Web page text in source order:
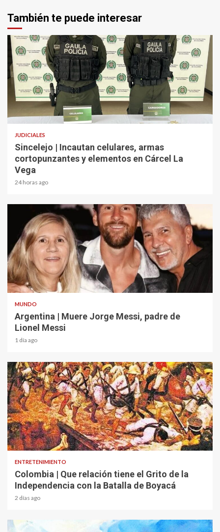
También te puede interesar
2 min read
JUDICIALES
Sincelejo | Incautan celulares, armas
cortopunzantes y elementos en Cárcel La
Vega
24 horas ago
2 min read
MUNDO
Argentina | Muere Jorge Messi, padre de
Lionel Messi
1 día ago
1 min read
ENTRETENIMIENTO
Colombia | Que relación tiene el Grito de la
Independencia con la Batalla de Boyacá
2 días ago